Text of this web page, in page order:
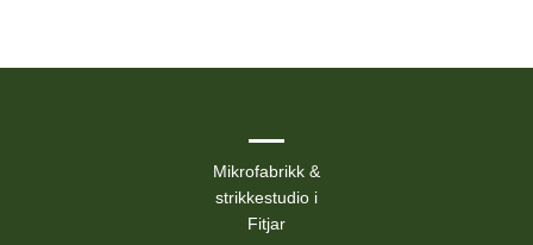
Mikrofabrikk &
strikkestudio i
Fitjar